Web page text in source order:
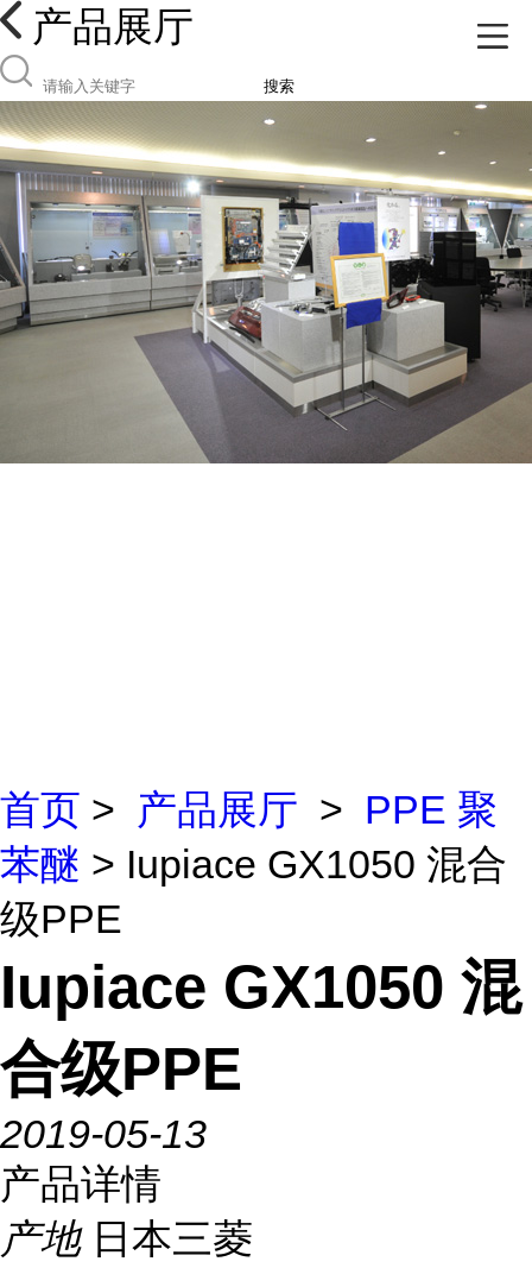
产品展厅
搜索
首页 > 产品展厅 > PPE 聚
苯醚 > Iupiace GX1050 混合
级PPE
Iupiace GX1050 混
合级PPE
2019-05-13
产品详情
产地 日本三菱